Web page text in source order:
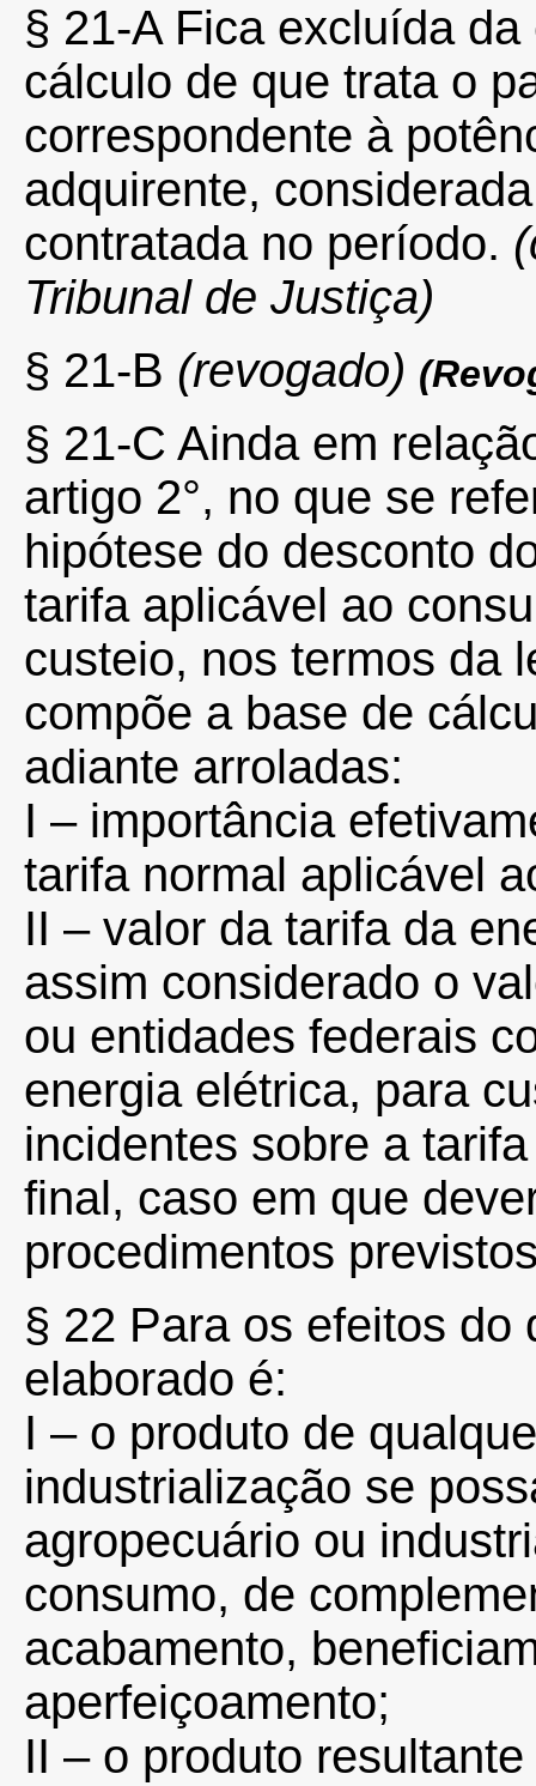
§ 21-A Fica excluída
cálculo de que trata o
correspondente à
adquirente,
contratada no período.
Tribunal de Justiça)
§ 21-B (revogado)
§ 21-C Ainda em
artigo 2°, no que se
hipótese do desconto
tarifa aplicável ao
custeio, nos termos da
compõe a base de
adiante arroladas:
I – importância
tarifa normal aplicável
II – valor da tarifa da
assim considerado o
ou entidades federais
energia elétrica, para
incidentes sobre a
final, caso em que
procedimentos
§ 22 Para os efeitos do
elaborado é:
I – o produto de
industrialização se
agropecuário ou
consumo, de
acabamento,
aperfeiçoamento;
II – o produto